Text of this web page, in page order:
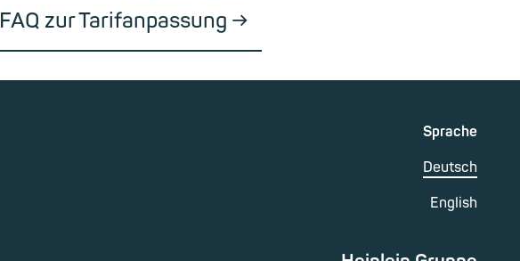
FAQ zur Tarifanpassung
Sprache
Deutsch
English